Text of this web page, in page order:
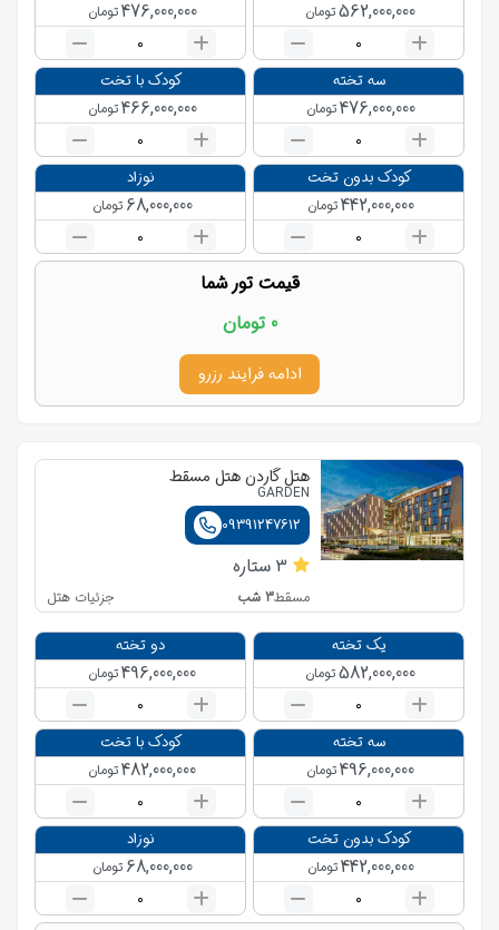
562,000,000تومان
0
476,000,000تومان
0
سه تخته
476,000,000تومان
0
کودک با تخت
466,000,000تومان
0
کودک بدون تخت
442,000,000تومان
0
نوزاد
68,000,000 تومان
0
قیمت تور شما
0 تومان
ادامه فرایند رزرو
هتل گاردن هتل مسقط
GARDEN
09391247612
3 ستاره
مسقط3 شب جزئیات هتل
یک تخته
582,000,000تومان
0
دو تخته
496,000,000تومان
0
سه تخته
496,000,000تومان
0
کودک با تخت
482,000,000تومان
0
کودک بدون تخت
442,000,000تومان
0
نوزاد
68,000,000 تومان
0